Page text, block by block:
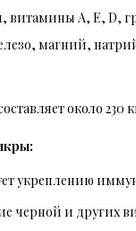
витамины А, Е, D,
магний,
около 230
укреплению
черной и других